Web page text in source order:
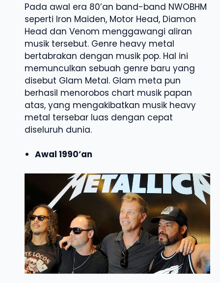
Pada awal era 80’an band-band NWOBHM
seperti Iron Maiden, Motor Head, Diamon
Head dan Venom menggawangi aliran
musik tersebut. Genre heavy metal
bertabrakan dengan musik pop. Hal ini
memunculkan sebuah genre baru yang
disebut Glam Metal. Glam meta pun
berhasil menorobos chart musik papan
atas, yang mengakibatkan musik heavy
metal tersebar luas dengan cepat
diseluruh dunia.
Awal 1990’an